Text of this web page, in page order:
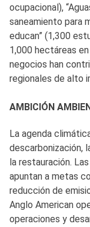
ocupacional),
saneamiento para
educan” (1,300
1,000 hectáreas
negocios han
regionales de alto
AMBICIÓN
La agenda
descarbonización,
la restauración.
apuntan a metas
reducción de
Anglo American
operaciones y